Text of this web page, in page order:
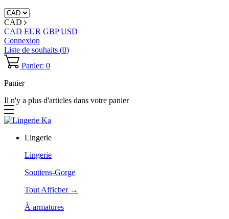
CAD
CAD EUR GBP USD
Connexion
Liste de souhaits (0)
Panier: 0
Panier
Il n'y a plus d'articles dans votre panier
Lingerie
Lingerie
Soutiens-Gorge
Tout Afficher →
À armatures